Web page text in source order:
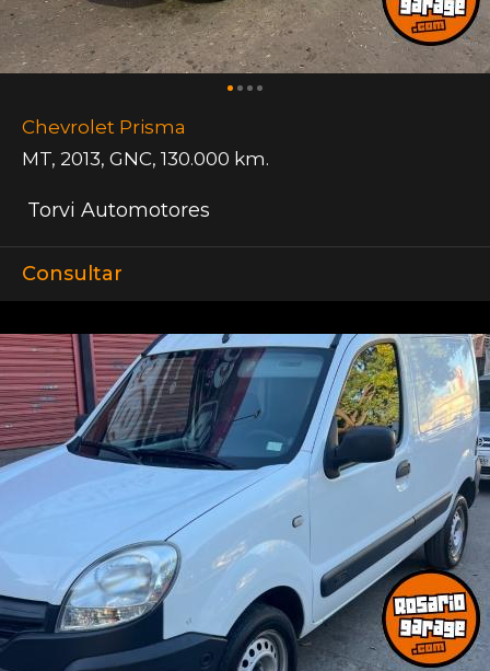
Chevrolet Prisma
MT, 2013, GNC, 130.000 km.
Torvi Automotores
Consultar